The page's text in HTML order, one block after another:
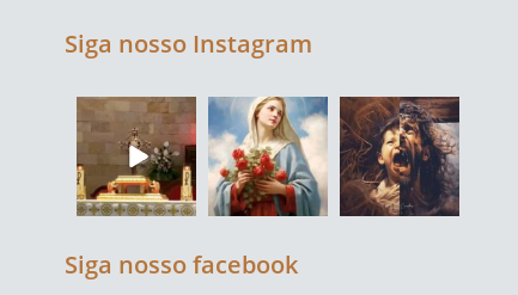
Siga nosso Instagram
Siga nosso facebook